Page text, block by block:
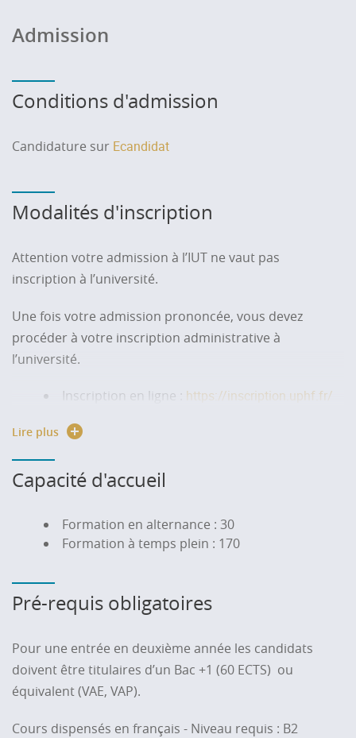
Admission
Conditions d'admission
Candidature sur Ecandidat
Modalités d'inscription
Attention votre admission à l’IUT ne vaut pas
inscription à l’université.
Une fois votre admission prononcée, vous devez
procéder à votre inscription administrative à
l’université.
Inscription en ligne : https://inscription.uphf.fr/
https://www.uphf.fr/etudiant/scolarite/inscription/
https://www.uphf.fr/candidature-inscription
Lire plus
Capacité d'accueil
Formation en alternance : 30
Formation à temps plein : 170
Pré-requis obligatoires
Pour une entrée en deuxième année les candidats
doivent être titulaires d’un Bac +1 (60 ECTS) ou
équivalent (VAE, VAP).
Cours dispensés en français - Niveau requis : B2